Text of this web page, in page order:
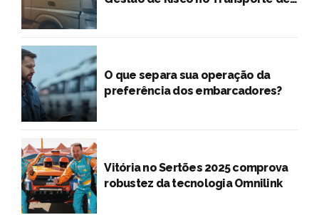
O que separa sua operação da
preferência dos embarcadores?
Vitória no Sertões 2025 comprova
robustez da tecnologia Omnilink